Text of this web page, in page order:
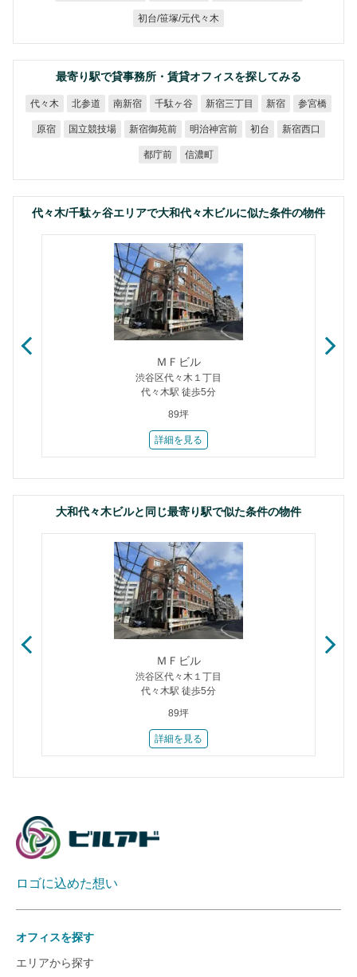
初台/笹塚/元代々木
最寄り駅で貸事務所・賃貸オフィスを探してみる
代々木 北参道 南新宿 千駄ヶ谷 新宿三丁目 新宿 参宮橋
原宿 国立競技場 新宿御苑前 明治神宮前 初台 新宿西口
都庁前 信濃町
代々木/千駄ヶ谷エリアで大和代々木ビルに似た条件の物件
ＭＦビル
渋谷区代々木１丁目
代々木駅 徒歩5分
89坪
詳細を見る
大和代々木ビルと同じ最寄り駅で似た条件の物件
ＭＦビル
渋谷区代々木１丁目
代々木駅 徒歩5分
89坪
詳細を見る
ロゴに込めた想い
オフィスを探す
エリアから探す